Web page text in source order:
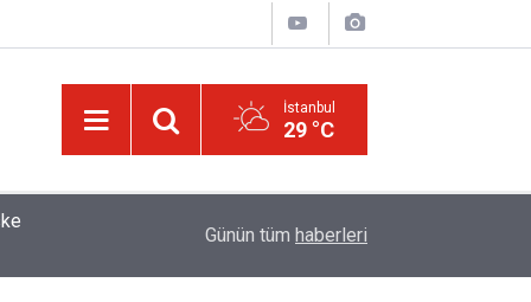
İstanbul
29 °C
İmamdan, hutbe sırasında telefonla oynayan
Günün tüm haberleri